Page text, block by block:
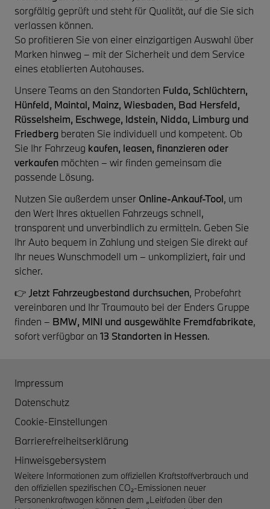
sorgfältig geprüft und steht für Qualität, auf die Sie sich
verlassen können.
So profitieren Sie von einer einzigartigen Auswahl über
Marken hinweg – mit der Sicherheit und dem Service
eines etablierten Autohauses.
Unsere Teams an den Standorten Fulda, Schlüchtern,
Hünfeld, Maintal, Mainz, Wiesbaden, Bad Hersfeld,
Rüsselsheim, Eschwege, Idstein, Nidda, Limburg und
Friedberg beraten Sie individuell und kompetent. Ob
Sie Ihr Fahrzeug kaufen, leasen, finanzieren oder
verkaufen möchten – wir finden gemeinsam die
passende Lösung.
Nutzen Sie außerdem unser Online-Ankauf-Tool, um
den Wert Ihres aktuellen Fahrzeugs schnell,
transparent und unverbindlich zu ermitteln. Geben Sie
Ihr Auto bequem in Zahlung und steigen Sie direkt auf
Ihr neues Wunschmodell um – unkompliziert, fair und
sicher.
👉 Jetzt Fahrzeugbestand durchsuchen, Probefahrt
vereinbaren und Ihr Traumauto bei der Enders Gruppe
finden – BMW, MINI und ausgewählte Fremdfabrikate,
sofort verfügbar an 13 Standorten in Hessen.
Impressum
Datenschutz
Cookie-Einstellungen
Barrierefreiheitserklärung
Hinweisgebersystem
Weitere Informationen zum offiziellen Kraftstoffverbrauch und
den offiziellen spezifischen CO₂-Emissionen neuer
Personenkraftwagen können dem „Leitfaden über den